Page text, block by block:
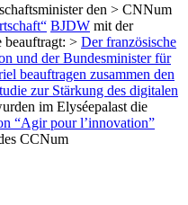
den > CNNum
BJDW mit der
beauftragt: > Der französische
und der Bundesminister für
beauftragen zusammen den
zur Stärkung des digitalen
im Elyséepalast die
“Agir pour l’innovation”
CCNum